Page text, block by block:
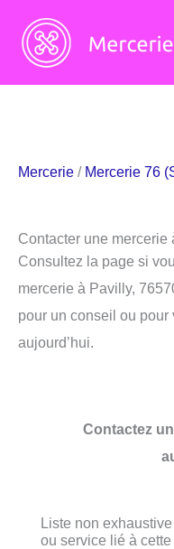
contenu
Mercerie / Mercerie 76
Contacter une mercerie
Consultez la page si
mercerie à Pavilly,
pour un conseil ou pour
aujourd’hui.
Contactez
Liste non
ou service lié à